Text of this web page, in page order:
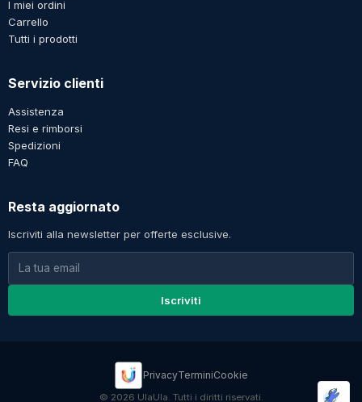
I miei ordini
Carrello
Tutti i prodotti
Servizio clienti
Assistenza
Resi e rimborsi
Spedizioni
FAQ
Resta aggiornato
Iscriviti alla newsletter per offerte esclusive.
Iscriviti
PrivacyTerminiCookie
© 2026 UlaUla. Tutti i diritti riservati.